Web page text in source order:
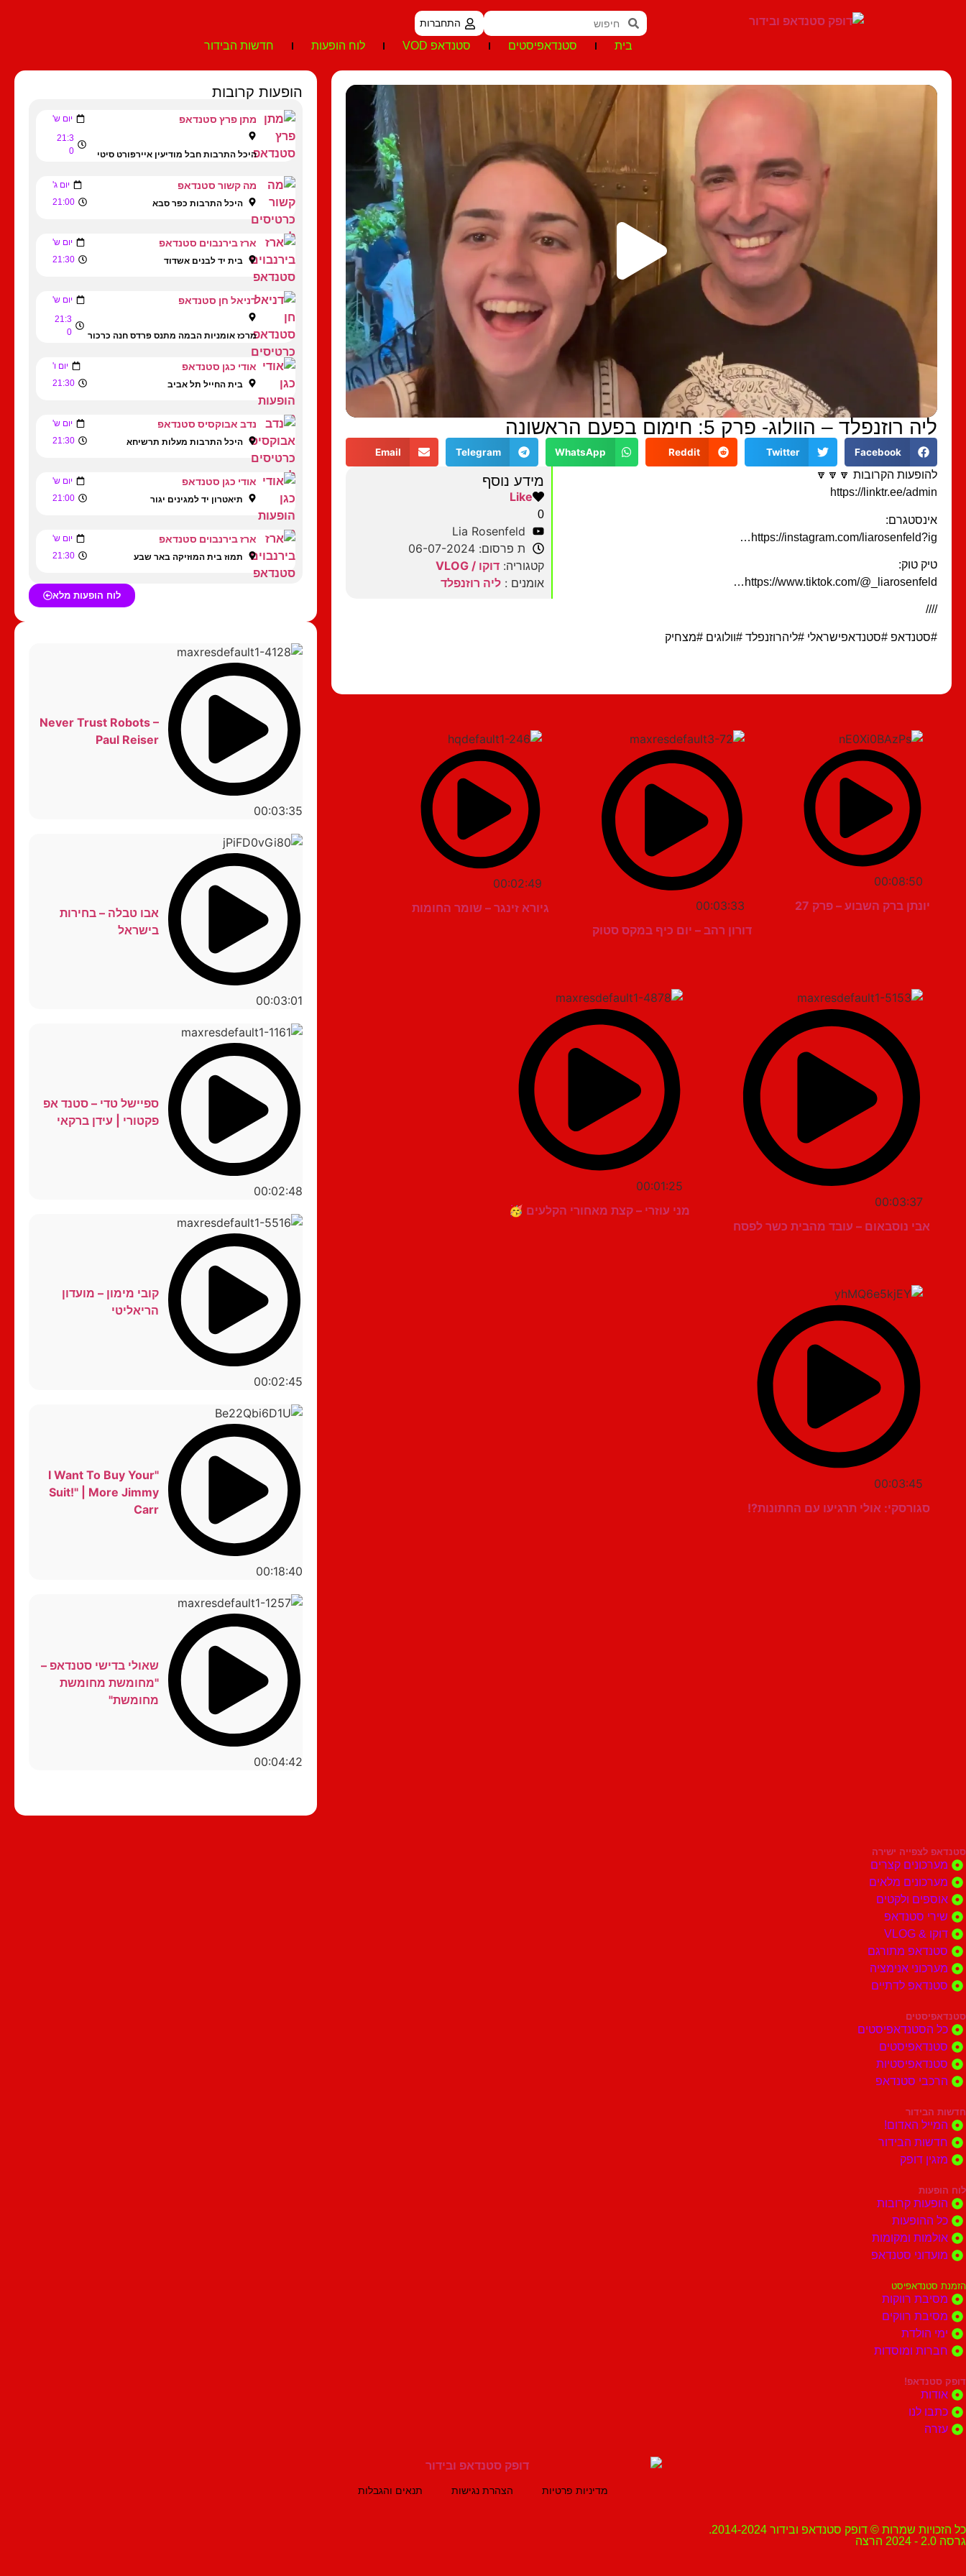
התחברות
בית סטנדאפיסטים סטנדאפ VOD לוח הופעות חדשות הבידור
ליה רוזנפלד – הוולוג- פרק 5: חימום בפעם הראשונה
Facebook
Twitter
Reddit
WhatsApp
Telegram
Email
להופעות הקרובות 🔽🔽🔽
https://linktr.ee/admin
אינסטגרם:
https://instagram.com/liarosenfeld?ig…
טיק טוק:
https://www.tiktok.com/@_liarosenfeld…
////
#סטנדאפ #סטנדאפישראלי #ליהרוזנפלד #וולוגים #מצחיק
מידע נוסף
Like
0
Lia Rosenfeld
ת פרסום: 06-07-2024
קטגוריה: דוקו / VLOG
אומנים : ליה רוזנפלד
00:08:50
יונתן ברק השבוע – פרק 27
00:03:33
דורון רהב – יום כיף במקס סטוק
00:02:49
גיורא זינגר – שומר החומות
00:03:37
אבי נוסבאום – עובד מהבית כשר לפסח
00:01:25
מני עוזרי – קצת מאחורי הקלעים 🥳
00:03:45
סגורסקי: אולי תרגיעו עם החתונות?!
הופעות קרובות
מתן פרץ סטנדאפ יום ש'
היכל התרבות חבל מודיעין איירפורט סיטי
21:3
0
מה קשור סטנדאפ יום ג'
היכל התרבות כפר סבא 21:00
ארז בירנבוים סטנדאפ יום ש'
בית יד לבנים אשדוד 21:30
דניאל חן סטנדאפ יום ש'
מרכז אומניות הבמה מתנס פרדס חנה כרכור
21:3
0
אודי כגן סטנדאפ יום ו'
בית החייל תל אביב 21:30
נדב אבוקסיס סטנדאפ יום ש'
היכל התרבות מעלות תרשיחא 21:30
אודי כגן סטנדאפ יום ש'
תיאטרון יד למגינים יגור 21:00
ארז בירנבוים סטנדאפ יום ש'
תמוז בית המוזיקה באר שבע 21:30
לוח הופעות מלא
00:03:35
Never Trust Robots –
Paul Reiser
00:03:01
אבו טבלה – בחירות
בישראל
00:02:48
ספיישל טדי – סטנד אפ
פקטורי | עידן ברקאי
00:02:45
קובי מימון – מועדון
הריאליטי
00:18:40
"I Want To Buy Your
Suit!" | More Jimmy
Carr
00:04:42
שאולי בדישי סטנדאפ –
"מחומשת מחומשת
מחומשת"
סטנדאפ לצפייה ישירה
מערכונים קצרים
מערכונים מלאים
אוספים ולקטים
שירי סטנדאפ
דוקו & VLOG
סטנדאפ מתורגם
מערכוני אנימציה
סטנדאפ לדתיים
סטנדאפיסטים
כל הסטנדאפיסטים
סטנדאפיסטים
סטנדאפיסטיות
הרכבי סטנדאפ
חדשות הבידור
המייל האדום!
חדשות הבידור
מזגין דופק
לוח הופעות
הופעות קרובות
כל ההופעות
אולמות ומקומות
מועדוני סטנדאפ
הזמנת סטנדאפיסט
מסיבת רווקות
מסיבת רווקים
ימי הולדת
חברות ומוסדות
דופק סטנדאפ!
אודות
כתבו לנו
עזרה
מדיניות פרטיות הצהרת נגישות תנאים והגבלות
כל הזכויות שמרות © דופק סטנדאפ ובידור 2014-2024.
גרסה 2.0 - 2024 הרצה